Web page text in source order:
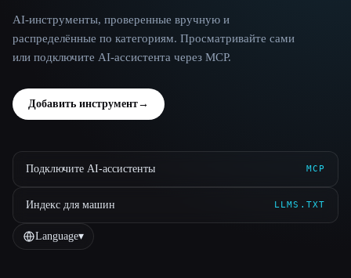
AI-инструменты, проверенные вручную и
распределённые по категориям. Просматривайте сами
или подключите AI-ассистента через MCP.
Добавить инструмент→
Подключите AI-ассистенты MCP
Индекс для машин LLMS.TXT
Language▾